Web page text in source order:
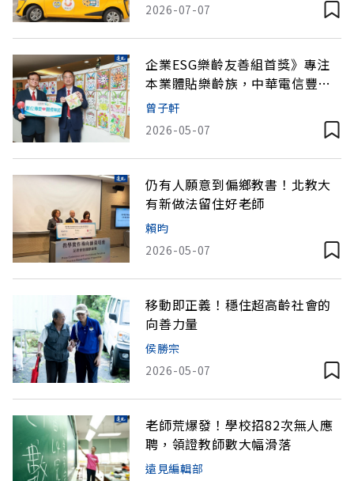
2026-07-07
企業ESG樂齡友善組首獎》專注
本業體貼樂齡族，中華電信豐富
數位生活
曾子軒
2026-05-07
仍有人願意到偏鄉教書！北教大
有新做法留住好老師
賴昀
2026-05-07
移動即正義！穩住超高齡社會的
向善力量
侯勝宗
2026-05-07
老師荒爆發！學校招82次無人應
聘，領證教師數大幅滑落
遠見編輯部